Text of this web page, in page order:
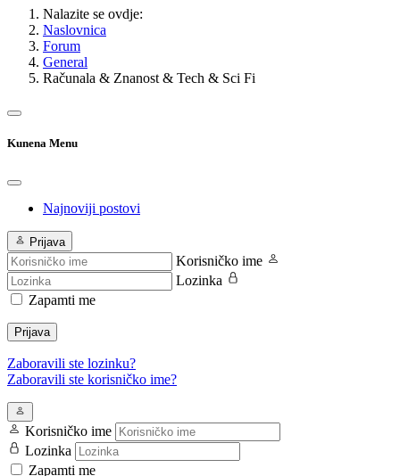
Nalazite se ovdje:
Naslovnica
Forum
General
Računala & Znanost & Tech & Sci Fi
Kunena Menu
Najnoviji postovi
Prijava
Korisničko ime
Lozinka
Zapamti me
Prijava
Zaboravili ste lozinku?
Zaboravili ste korisničko ime?
Korisničko ime
Lozinka
Zapamti me